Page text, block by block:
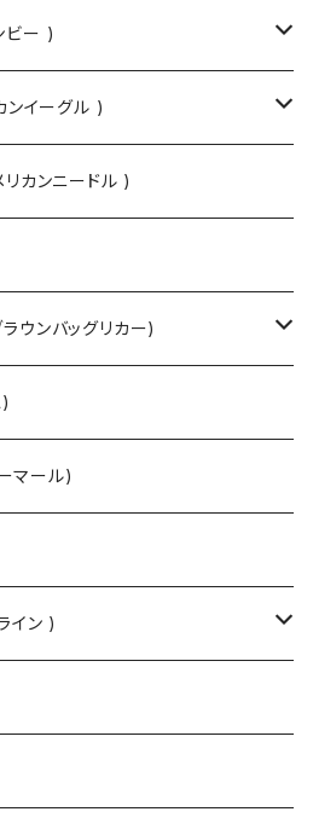
ド
ー )
イーグル )
カンニードル )
ウンバッグリカー)
マール)
イン )